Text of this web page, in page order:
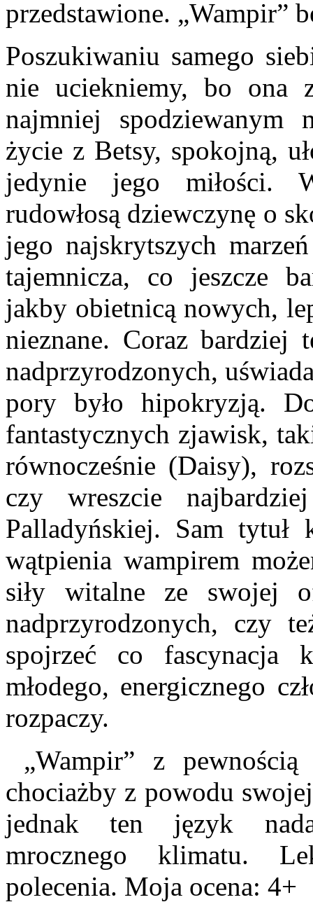
przedstawione. „Wampir”
Poszukiwaniu samego
nie uciekniemy, bo ona
najmniej spodziewanym
życie z Betsy, spokojną,
jedynie jego miłości.
rudowłosą dziewczynę o
jego najskrytszych
tajemnicza, co jeszcze
jakby obietnicą nowych,
nieznane. Coraz bardziej
nadprzyrodzonych,
pory było hipokryzją.
fantastycznych zjawisk,
równocześnie (Daisy),
czy wreszcie
Palladyńskiej. Sam tytuł
wątpienia wampirem
siły witalne ze swojej
nadprzyrodzonych, czy
spojrzeć co fascynacja
młodego, energicznego
rozpaczy.
„Wampir” z
chociażby z powodu
jednak ten język
mrocznego klimatu.
polecenia. Moja ocena: 4+